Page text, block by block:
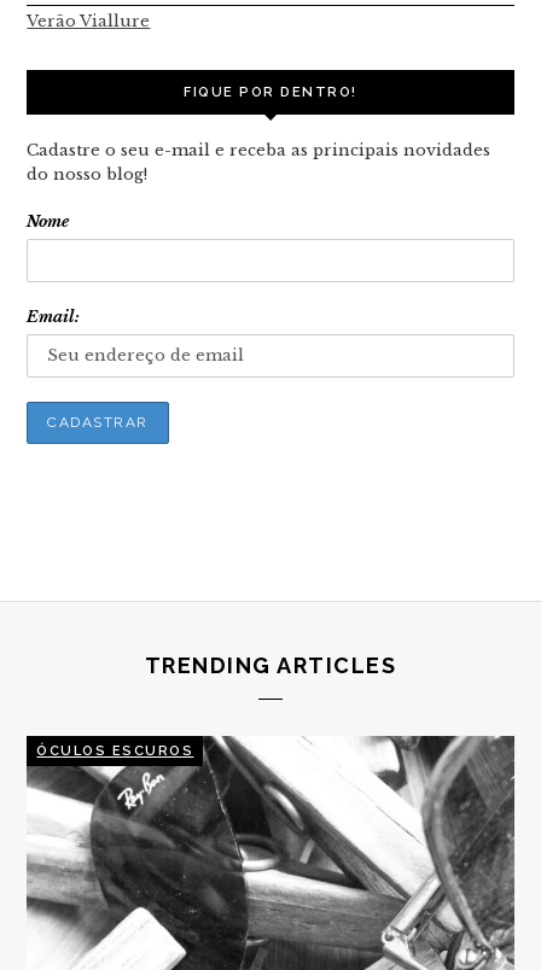
Verão Viallure
FIQUE POR DENTRO!
Cadastre o seu e-mail e receba as principais novidades
do nosso blog!
Nome
Email:
TRENDING ARTICLES
ÓCULOS ESCUROS